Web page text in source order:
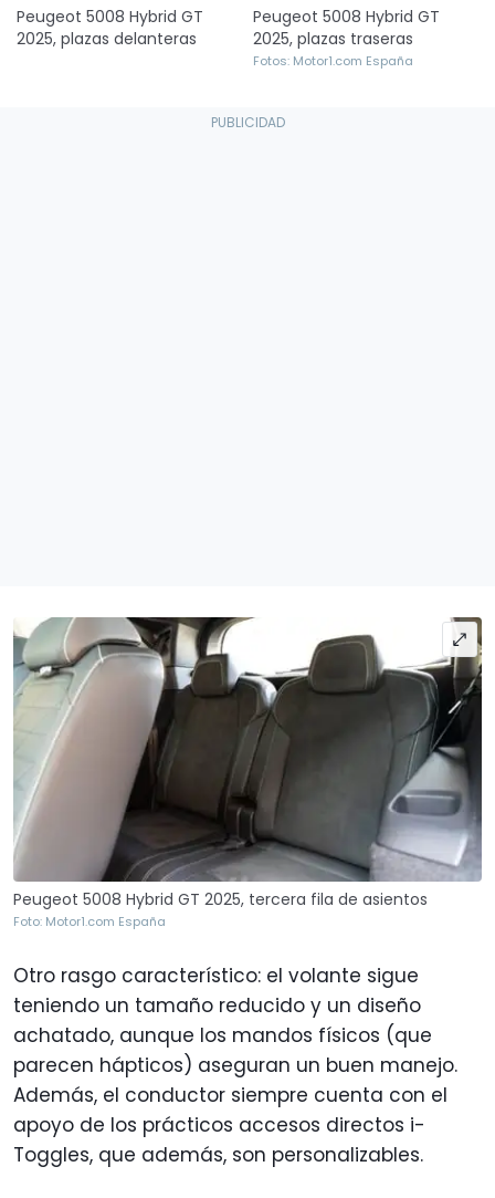
Peugeot 5008 Hybrid GT
2025, plazas delanteras
Peugeot 5008 Hybrid GT
2025, plazas traseras
Fotos: Motor1.com España
Peugeot 5008 Hybrid GT 2025, tercera fila de asientos
Foto: Motor1.com España
Otro rasgo característico: el volante sigue
teniendo un tamaño reducido y un diseño
achatado, aunque los mandos físicos (que
parecen hápticos) aseguran un buen manejo.
Además, el conductor siempre cuenta con el
apoyo de los prácticos accesos directos i-
Toggles, que además, son personalizables.